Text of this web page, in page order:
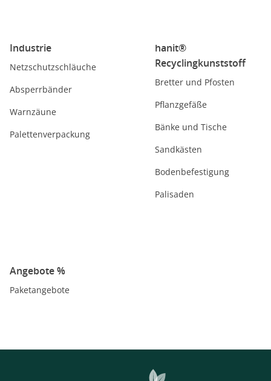
Industrie
Netzschutzschläuche
Absperrbänder
Warnzäune
Palettenverpackung
hanit®
Recyclingkunststoff
Bretter und Pfosten
Pflanzgefäße
Bänke und Tische
Sandkästen
Bodenbefestigung
Palisaden
Angebote %
Paketangebote